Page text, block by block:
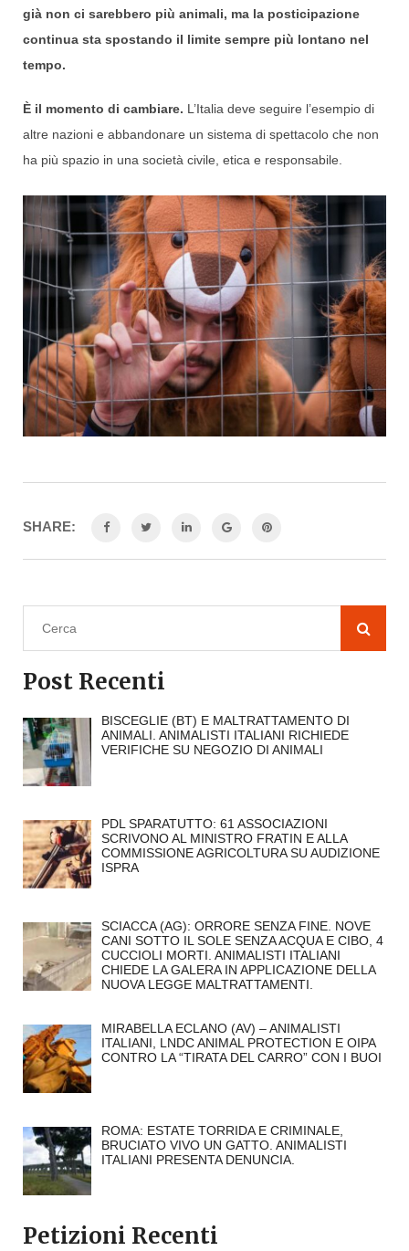
già non ci sarebbero più animali, ma la posticipazione
continua sta spostando il limite sempre più lontano nel
tempo.
È il momento di cambiare. L’Italia deve seguire l’esempio di
altre nazioni e abbandonare un sistema di spettacolo che non
ha più spazio in una società civile, etica e responsabile.
SHARE:
Post Recenti
BISCEGLIE (BT) E MALTRATTAMENTO DI
ANIMALI. ANIMALISTI ITALIANI RICHIEDE
VERIFICHE SU NEGOZIO DI ANIMALI
PDL SPARATUTTO: 61 ASSOCIAZIONI
SCRIVONO AL MINISTRO FRATIN E ALLA
COMMISSIONE AGRICOLTURA SU AUDIZIONE
ISPRA
SCIACCA (AG): ORRORE SENZA FINE. NOVE
CANI SOTTO IL SOLE SENZA ACQUA E CIBO, 4
CUCCIOLI MORTI. ANIMALISTI ITALIANI
CHIEDE LA GALERA IN APPLICAZIONE DELLA
NUOVA LEGGE MALTRATTAMENTI.
MIRABELLA ECLANO (AV) – ANIMALISTI
ITALIANI, LNDC ANIMAL PROTECTION E OIPA
CONTRO LA “TIRATA DEL CARRO” CON I BUOI
ROMA: ESTATE TORRIDA E CRIMINALE,
BRUCIATO VIVO UN GATTO. ANIMALISTI
ITALIANI PRESENTA DENUNCIA.
Petizioni Recenti